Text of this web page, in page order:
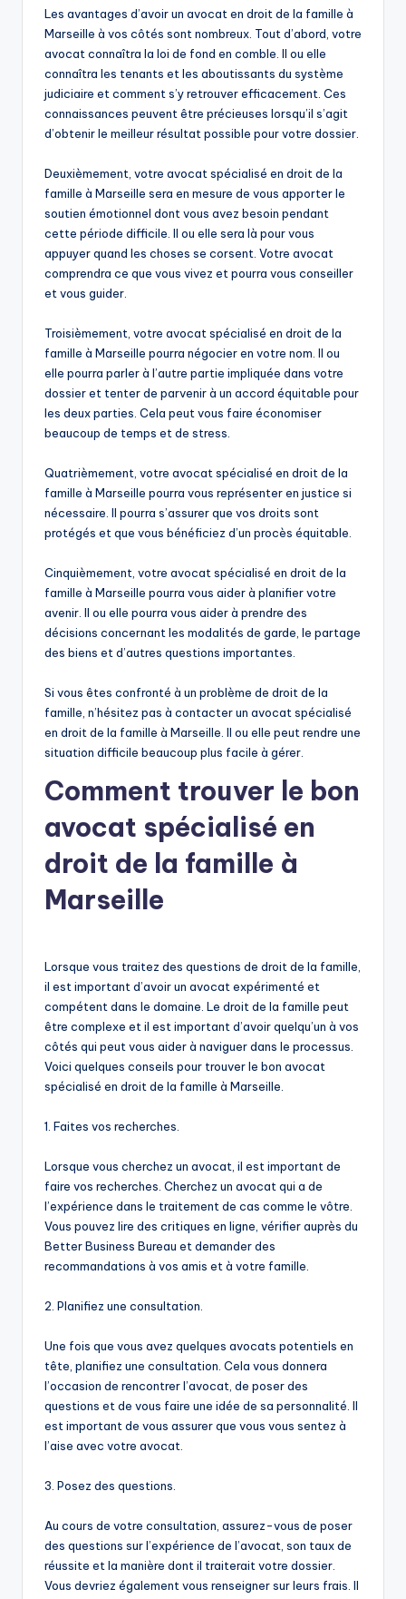
Les avantages d’avoir un avocat en droit de la famille à
Marseille à vos côtés sont nombreux. Tout d’abord, votre
avocat connaîtra la loi de fond en comble. Il ou elle
connaîtra les tenants et les aboutissants du système
judiciaire et comment s’y retrouver efficacement. Ces
connaissances peuvent être précieuses lorsqu’il s’agit
d’obtenir le meilleur résultat possible pour votre dossier.
Deuxièmement, votre avocat spécialisé en droit de la
famille à Marseille sera en mesure de vous apporter le
soutien émotionnel dont vous avez besoin pendant
cette période difficile. Il ou elle sera là pour vous
appuyer quand les choses se corsent. Votre avocat
comprendra ce que vous vivez et pourra vous conseiller
et vous guider.
Troisièmement, votre avocat spécialisé en droit de la
famille à Marseille pourra négocier en votre nom. Il ou
elle pourra parler à l’autre partie impliquée dans votre
dossier et tenter de parvenir à un accord équitable pour
les deux parties. Cela peut vous faire économiser
beaucoup de temps et de stress.
Quatrièmement, votre avocat spécialisé en droit de la
famille à Marseille pourra vous représenter en justice si
nécessaire. Il pourra s’assurer que vos droits sont
protégés et que vous bénéficiez d’un procès équitable.
Cinquièmement, votre avocat spécialisé en droit de la
famille à Marseille pourra vous aider à planifier votre
avenir. Il ou elle pourra vous aider à prendre des
décisions concernant les modalités de garde, le partage
des biens et d’autres questions importantes.
Si vous êtes confronté à un problème de droit de la
famille, n’hésitez pas à contacter un avocat spécialisé
en droit de la famille à Marseille. Il ou elle peut rendre une
situation difficile beaucoup plus facile à gérer.
Comment trouver le bon
avocat spécialisé en
droit de la famille à
Marseille
Lorsque vous traitez des questions de droit de la famille,
il est important d’avoir un avocat expérimenté et
compétent dans le domaine. Le droit de la famille peut
être complexe et il est important d’avoir quelqu’un à vos
côtés qui peut vous aider à naviguer dans le processus.
Voici quelques conseils pour trouver le bon avocat
spécialisé en droit de la famille à Marseille.
1. Faites vos recherches.
Lorsque vous cherchez un avocat, il est important de
faire vos recherches. Cherchez un avocat qui a de
l’expérience dans le traitement de cas comme le vôtre.
Vous pouvez lire des critiques en ligne, vérifier auprès du
Better Business Bureau et demander des
recommandations à vos amis et à votre famille.
2. Planifiez une consultation.
Une fois que vous avez quelques avocats potentiels en
tête, planifiez une consultation. Cela vous donnera
l’occasion de rencontrer l’avocat, de poser des
questions et de vous faire une idée de sa personnalité. Il
est important de vous assurer que vous vous sentez à
l’aise avec votre avocat.
3. Posez des questions.
Au cours de votre consultation, assurez-vous de poser
des questions sur l’expérience de l’avocat, son taux de
réussite et la manière dont il traiterait votre dossier.
Vous devriez également vous renseigner sur leurs frais. Il